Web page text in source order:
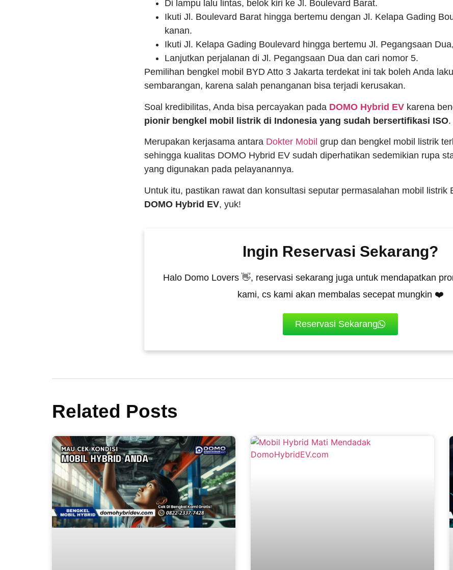
Di lampu lalu lintas, belok kiri ke Jl. Boulevard Barat.
Ikuti Jl. Boulevard Barat hingga bertemu dengan Jl. Kelapa Gading
kanan.
Ikuti Jl. Kelapa Gading Boulevard hingga bertemu Jl. Pegangsaan
Lanjutkan perjalanan di Jl. Pegangsaan Dua dan cari nomor 5.
Pemilihan bengkel mobil BYD Atto 3 Jakarta terdekat ini tak boleh Anda
sembarangan, karena salah penanganan bisa terjadi kerusakan.
Soal kredibilitas, Anda bisa percayakan pada DOMO Hybrid EV karena
pionir bengkel mobil listrik di Indonesia yang sudah bersertifikasi ISO.
Merupakan kerjasama antara Dokter Mobil grup dan bengkel mobil listrik
sehingga kualitas DOMO Hybrid EV sudah diperhatikan sedemikian rupa
yang digunakan pada pelayanannya.
Untuk itu, pastikan rawat dan konsultasi seputar permasalahan mobil listrik
DOMO Hybrid EV, yuk!
Ingin Reservasi Sekarang?
Halo Domo Lovers 👋, reservasi sekarang juga untuk mendapatkan
kami, cs kami akan membalas secepat mungkin ❤️
Reservasi Sekarang
Related Posts